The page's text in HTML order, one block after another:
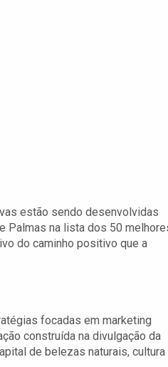
estão sendo desenvolvidas
Palmas na lista dos 50
do caminho positivo que a
focadas em marketing
construída na divulgação da
de belezas naturais, cultura